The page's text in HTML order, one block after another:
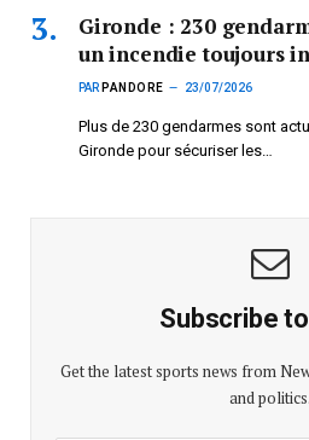
Gironde : 230
un incendie toujours
PAR PANDORE 23/07/2026
Plus de 230 gendarmes sont
Gironde pour sécuriser les…
Subscribe
Get the latest sports news from
and politics.